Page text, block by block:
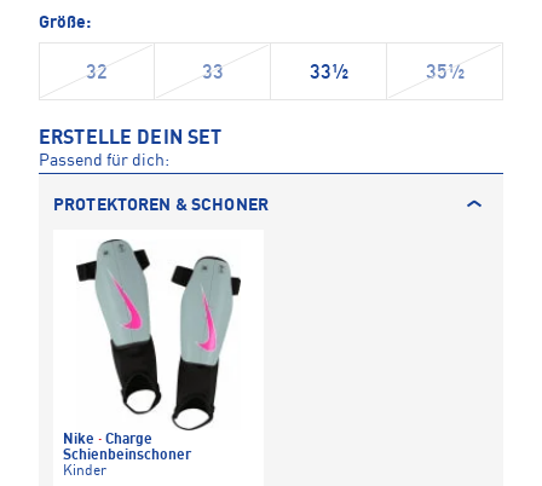
Größe:
32 33 33½ 35½
ERSTELLE DEIN SET
Passend für dich:
PROTEKTOREN & SCHONER
Nike · Charge
Schienbeinschoner
Kinder